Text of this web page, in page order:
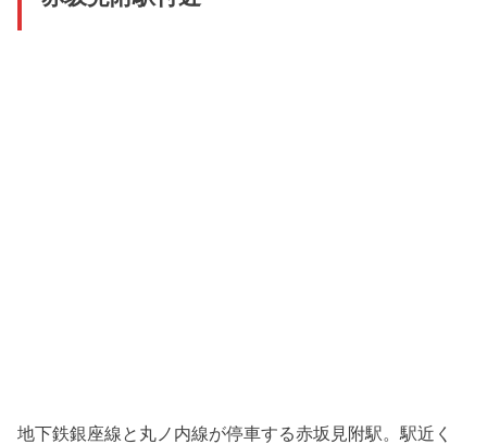
地下鉄銀座線と丸ノ内線が停車する赤坂見附駅。駅近く